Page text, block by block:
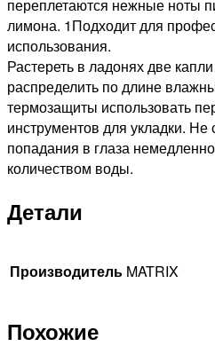
переплетаются нежные ноты
лимона. 1Подходит для
использования.
Растереть в ладонях две
распределить по длине
термозащиты использовать
инструментов для укладки.
попадания в глаза
количеством воды.
Детали
Производитель MATRIX
Похожие